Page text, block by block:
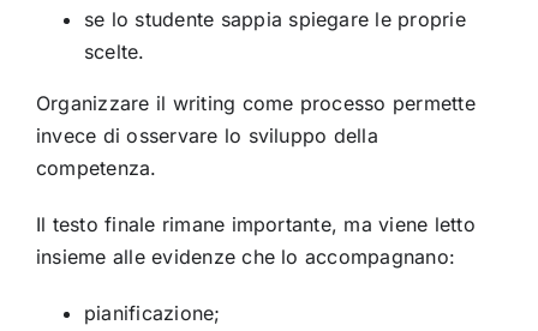
se lo studente sappia spiegare le proprie
scelte.
Organizzare il writing come processo permette
invece di osservare lo sviluppo della
competenza.
Il testo finale rimane importante, ma viene letto
insieme alle evidenze che lo accompagnano:
pianificazione;